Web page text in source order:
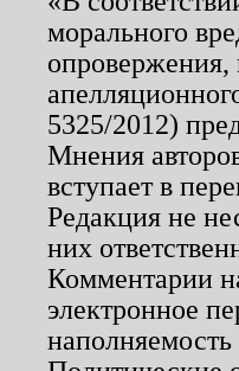
морального
опровержения,
5325/2012)
Мнения
вступает в
Редакция не
них
Комментарии
электронное